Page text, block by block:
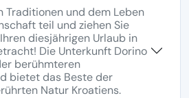
Traditionen und dem Leben
teil und ziehen Sie
diesjährigen Urlaub in
Die Unterkunft Dorino
berühmteren
bietet das Beste der
Natur Kroatiens.